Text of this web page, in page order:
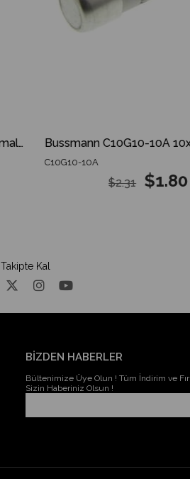
Bussmann C22G32-32A 22x58 Normal Sigorta
C10G10-10A
$1.80
$2.31
Takipte Kal
BİZDEN HABERLER
Bültenimize Üye Olun ! Tüm İndirim ve
Sizin Haberiniz Olsun !